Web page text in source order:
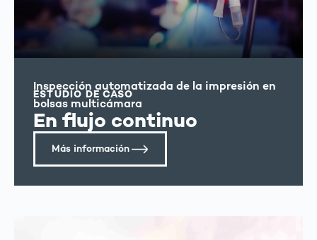
ESTUDIO DE CASO
En flujo continuo
Inspección automatizada de la impresión en
bolsas multicámara
Más información